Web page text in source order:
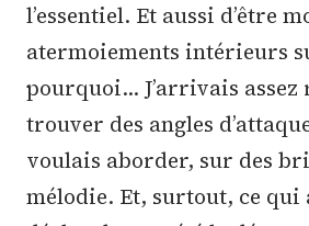
l’essentiel. Et aussi d’être
atermoiements intérieurs
pourquoi… J’arrivais assez
trouver des angles
voulais aborder, sur des
mélodie. Et, surtout, ce qui